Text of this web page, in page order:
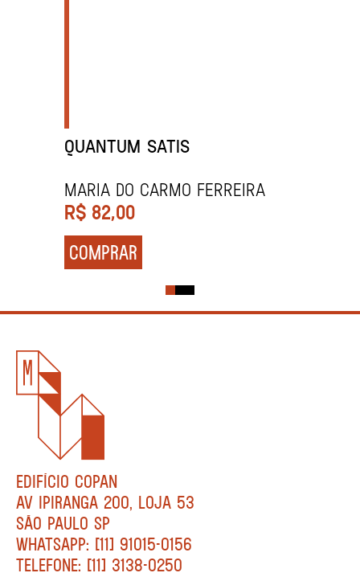
QUANTUM SATIS
Maria do Carmo Ferreira
R$ 82,00
COMPRAR
EDIFÍCIO COPAN
AV IPIRANGA 200, LOJA 53
SÃO PAULO SP
WHATSAPP: [11] 91015-0156
TELEFONE: [11] 3138-0250